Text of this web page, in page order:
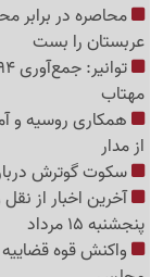
محاصره در برابر
عربستان را بست
مهتاب
همکاری روسیه و
از مدار
سکوت گوترش
آخرین اخبار از
پنجشنبه 15 مرداد
واکنش قوه قضاییه